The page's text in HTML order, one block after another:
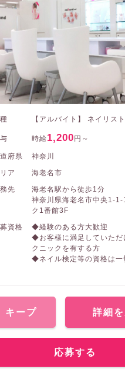
【アルバイト】 ネイリスト
時給1,200 円～
府県
神奈川
ア
海老名市
先
海老名駅から徒歩1分
神奈川県海老名市中央1-1-
ク1番館3F
資格
◆経験のある方大歓迎
◆お客様に満足していただ
クニックを有する方
◆ネイル検定等の資格は一
キープ 詳細
応募する